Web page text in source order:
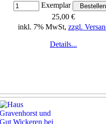
Exemplar
25,00 €
inkl. 7% MwSt, zzgl.
Details...